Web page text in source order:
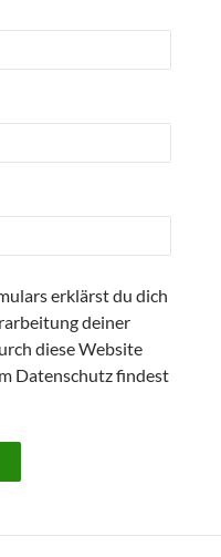
erklärst du dich
deiner
diese Website
Datenschutz findest